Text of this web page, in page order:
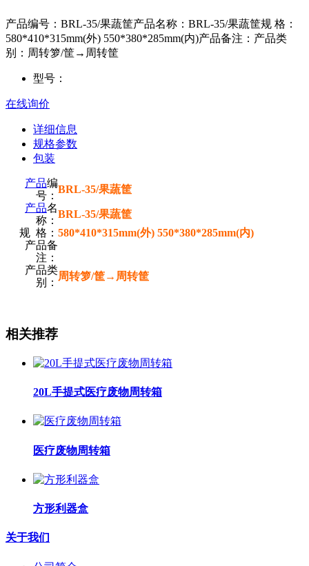
产品编号：BRL-35/果蔬筐产品名称：BRL-35/果蔬筐规 格：
580*410*315mm(外) 550*380*285mm(内)产品备注：产品类
别：周转箩/筐→周转筐
型号：
在线询价
详细信息
规格参数
包装
产品编
号：
BRL-35/果蔬筐
产品名
称：
BRL-35/果蔬筐
规 格： 580*410*315mm(外) 550*380*285mm(内)
产品备
注：
产品类
别：
周转箩/筐→周转筐
相关推荐
20L手提式医疗废物周转箱
医疗废物周转箱
方形利器盒
关于我们